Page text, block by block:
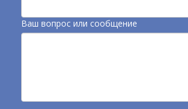
Ваш вопрос или сообщение